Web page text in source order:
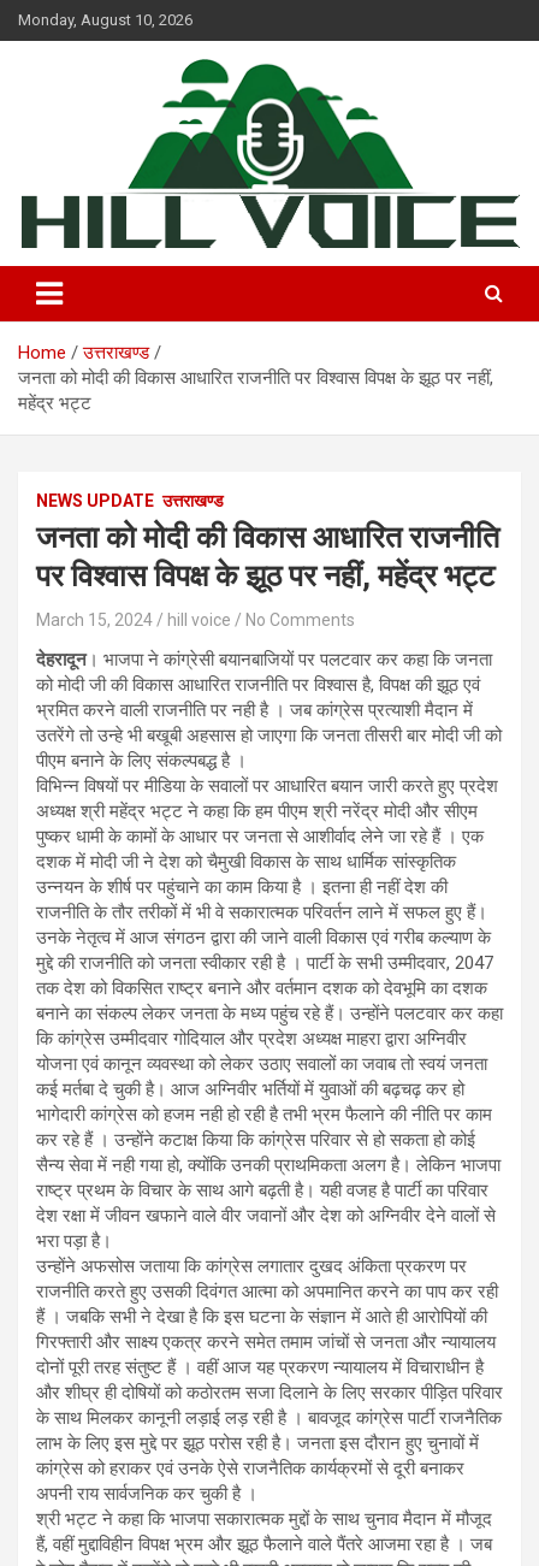
Skip
to
Monday, August 10, 2026
Hill Voice
Home
उत्तराखण्ड
जनता को मोदी की विकास आधारित राजनीति पर विश्वास विपक्ष के झूठ पर नहीं,
महेंद्र भट्ट
NEWS UPDATE उत्तराखण्ड
जनता को मोदी की विकास आधारित राजनीति
पर विश्वास विपक्ष के झूठ पर नहीं, महेंद्र भट्ट
March 15, 2024 hill voice No Comments
देहरादून। भाजपा ने कांग्रेसी बयानबाजियों पर पलटवार कर कहा कि जनता
को मोदी जी की विकास आधारित राजनीति पर विश्वास है, विपक्ष की झूठ एवं
भ्रमित करने वाली राजनीति पर नही है । जब कांग्रेस प्रत्याशी मैदान में
उतरेंगे तो उन्हे भी बखूबी अहसास हो जाएगा कि जनता तीसरी बार मोदी जी को
पीएम बनाने के लिए संकल्पबद्ध है ।
विभिन्न विषयों पर मीडिया के सवालों पर आधारित बयान जारी करते हुए प्रदेश
अध्यक्ष श्री महेंद्र भट्ट ने कहा कि हम पीएम श्री नरेंद्र मोदी और सीएम
पुष्कर धामी के कामों के आधार पर जनता से आशीर्वाद लेने जा रहे हैं । एक
दशक में मोदी जी ने देश को चैमुखी विकास के साथ धार्मिक सांस्कृतिक
उन्नयन के शीर्ष पर पहुंचाने का काम किया है । इतना ही नहीं देश की
राजनीति के तौर तरीकों में भी वे सकारात्मक परिवर्तन लाने में सफल हुए हैं।
उनके नेतृत्व में आज संगठन द्वारा की जाने वाली विकास एवं गरीब कल्याण के
मुद्दे की राजनीति को जनता स्वीकार रही है । पार्टी के सभी उम्मीदवार, 2047
तक देश को विकसित राष्ट्र बनाने और वर्तमान दशक को देवभूमि का दशक
बनाने का संकल्प लेकर जनता के मध्य पहुंच रहे हैं। उन्होंने पलटवार कर कहा
कि कांग्रेस उम्मीदवार गोदियाल और प्रदेश अध्यक्ष माहरा द्वारा अग्निवीर
योजना एवं कानून व्यवस्था को लेकर उठाए सवालों का जवाब तो स्वयं जनता
कई मर्तबा दे चुकी है। आज अग्निवीर भर्तियों में युवाओं की बढ़चढ़ कर हो
भागेदारी कांग्रेस को हजम नही हो रही है तभी भ्रम फैलाने की नीति पर काम
कर रहे हैं । उन्होंने कटाक्ष किया कि कांग्रेस परिवार से हो सकता हो कोई
सैन्य सेवा में नही गया हो, क्योंकि उनकी प्राथमिकता अलग है। लेकिन भाजपा
राष्ट्र प्रथम के विचार के साथ आगे बढ़ती है। यही वजह है पार्टी का परिवार
देश रक्षा में जीवन खफाने वाले वीर जवानों और देश को अग्निवीर देने वालों से
भरा पड़ा है।
उन्होंने अफसोस जताया कि कांग्रेस लगातार दुखद अंकिता प्रकरण पर
राजनीति करते हुए उसकी दिवंगत आत्मा को अपमानित करने का पाप कर रही
हैं । जबकि सभी ने देखा है कि इस घटना के संज्ञान में आते ही आरोपियों की
गिरफ्तारी और साक्ष्य एकत्र करने समेत तमाम जांचों से जनता और न्यायालय
दोनों पूरी तरह संतुष्ट हैं । वहीं आज यह प्रकरण न्यायालय में विचाराधीन है
और शीघ्र ही दोषियों को कठोरतम सजा दिलाने के लिए सरकार पीड़ित परिवार
के साथ मिलकर कानूनी लड़ाई लड़ रही है । बावजूद कांग्रेस पार्टी राजनैतिक
लाभ के लिए इस मुद्दे पर झूठ परोस रही है। जनता इस दौरान हुए चुनावों में
कांग्रेस को हराकर एवं उनके ऐसे राजनैतिक कार्यक्रमों से दूरी बनाकर
अपनी राय सार्वजनिक कर चुकी है ।
श्री भट्ट ने कहा कि भाजपा सकारात्मक मुद्दों के साथ चुनाव मैदान में मौजूद
हैं, वहीं मुद्दाविहीन विपक्ष भ्रम और झूठ फैलाने वाले पैंतरे आजमा रहा है । जब